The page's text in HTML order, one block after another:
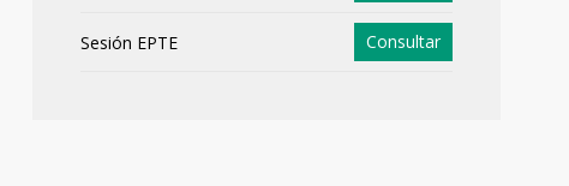
Sesión EPTE Consultar